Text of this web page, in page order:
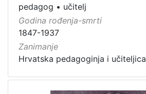
pedagog • učitelj
Godina rođenja-smrti
1847-1937
Zanimanje
Hrvatska pedagoginja i učiteljica